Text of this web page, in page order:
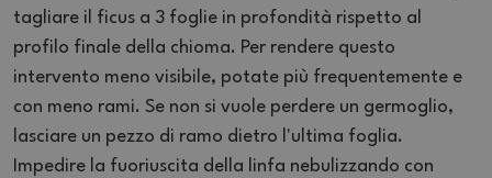
tagliare il ficus a 3 foglie in profondità rispetto al
profilo finale della chioma. Per rendere questo
intervento meno visibile, potate più frequentemente e
con meno rami. Se non si vuole perdere un germoglio,
lasciare un pezzo di ramo dietro l'ultima foglia.
Impedire la fuoriuscita della linfa nebulizzando con